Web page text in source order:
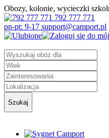
Obozy, kolonie, wycieczki
792 777 771
pn-pt: 9-17 support@camport.pl
Szukaj